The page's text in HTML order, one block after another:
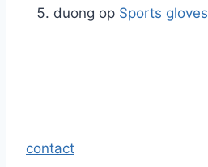
duong op Sports gloves
contact